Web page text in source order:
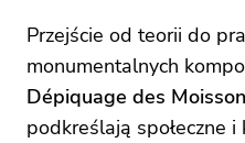
Przejście od teorii do
monumentalnych
Dépiquage des
podkreślają społeczne